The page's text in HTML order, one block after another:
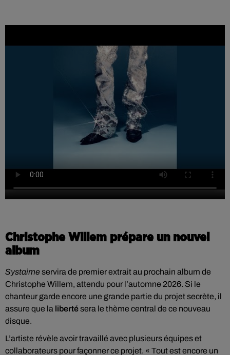
Christophe Willem prépare un nouvel
album
Systaimeservira de premier extrait au prochain album de
Christophe Willem, attendu pour l’automne 2026. Si le
chanteur garde encore une grande partie du projet secrète, il
assure que la libertésera le thème central de ce nouveau
disque.
L’artiste révèle avoir travaillé avec plusieurs équipes et
collaborateurs pour façonner ce projet. « Tout est encore un